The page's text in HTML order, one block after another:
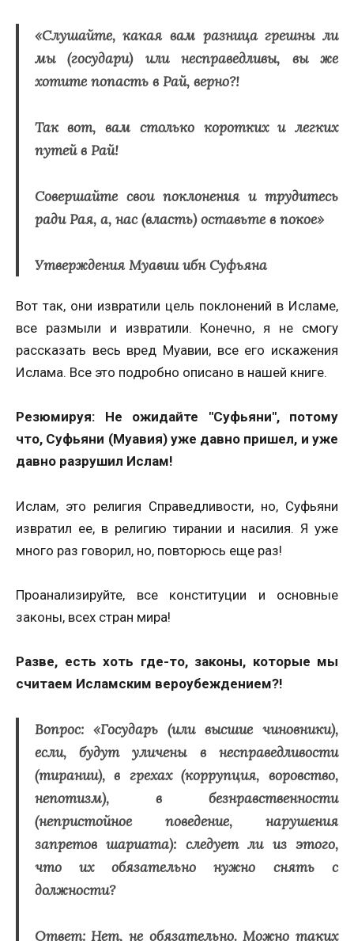
«Слушайте, какая вам разница грешны ли
мы (государи) или несправедливы, вы же
хотите попасть в Рай, верно?!
Так вот, вам столько коротких и легких
путей в Рай!
Совершайте свои поклонения и трудитесь
ради Рая, а, нас (власть) оставьте в покое»
Утверждения Муавии ибн Суфьяна
Вот так, они извратили цель поклонений в Исламе,
все размыли и извратили. Конечно, я не смогу
рассказать весь вред Муавии, все его искажения
Ислама. Все это подробно описано в нашей книге.
Резюмируя: Не ожидайте "Суфьяни", потому
что, Суфьяни (Муавия) уже давно пришел, и уже
давно разрушил Ислам!
Ислам, это религия Справедливости, но, Суфьяни
извратил ее, в религию тирании и насилия. Я уже
много раз говорил, но, повторюсь еще раз!
Проанализируйте, все конституции и основные
законы, всех стран мира!
Разве, есть хоть где-то, законы, которые мы
считаем Исламским вероубеждением?!
Вопрос: «Государь (или высшие чиновники),
если, будут уличены в несправедливости
(тирании), в грехах (коррупция, воровство,
непотизм), в безнравственности
(непристойное поведение, нарушения
запретов шариата): следует ли из этого,
что их обязательно нужно снять с
должности?
Ответ: Нет, не обязательно.Можно таких